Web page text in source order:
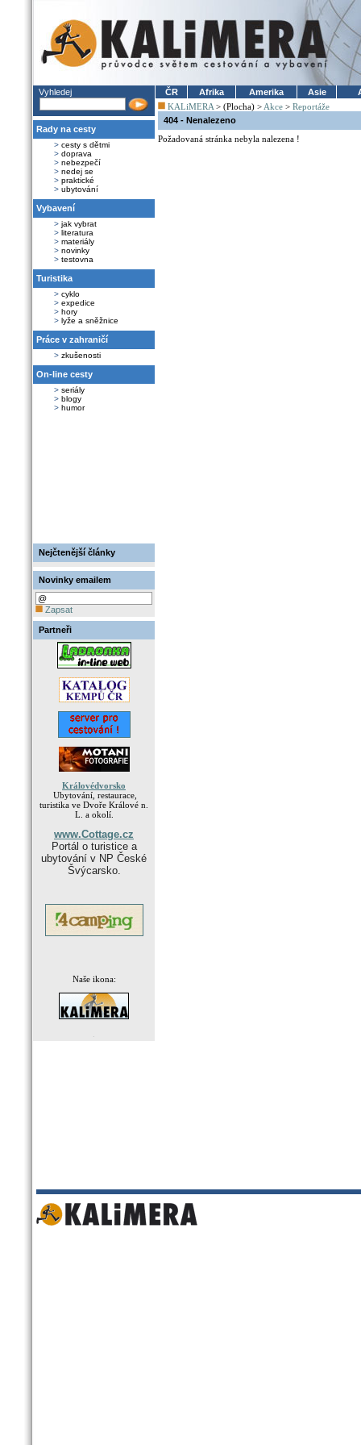
Vyhledej
Rady na cesty
> cesty s dětmi
> doprava
> nebezpečí
> nedej se
> praktické
> ubytování
Vybavení
> jak vybrat
> literatura
> materiály
> novinky
> testovna
Turistika
> cyklo
> expedice
> hory
> lyže a sněžnice
Práce v zahraničí
> zkušenosti
On-line cesty
> seriály
> blogy
> humor
Nejčtenější články
Novinky emailem
Zapsat
Partneři
Královédvorsko
Ubytování, restaurace,
turistika ve Dvoře Králové n.
L. a okolí.
www.Cottage.cz
Portál o turistice a
ubytování v NP České
Švýcarsko.
Naše ikona:
ČR Afrika Amerika Asie
KALiMERA > (Plocha) > Akce > Reportáže
404 - Nenalezeno
Požadovaná stránka nebyla nalezena !